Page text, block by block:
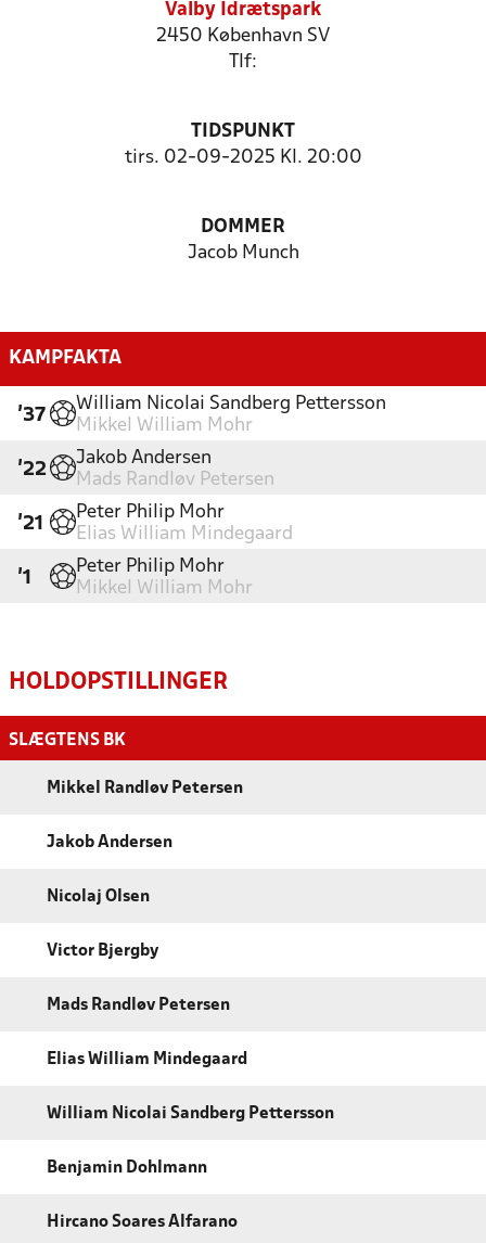
Valby Idrætspark
2450 København SV
Tlf:
TIDSPUNKT
tirs. 02-09-2025 Kl. 20:00
DOMMER
Jacob Munch
KAMPFAKTA
'37
William Nicolai Sandberg Pettersson
Mikkel William Mohr
'22
Jakob Andersen
Mads Randløv Petersen
'21
Peter Philip Mohr
Elias William Mindegaard
'1
Peter Philip Mohr
Mikkel William Mohr
HOLDOPSTILLINGER
SLÆGTENS BK
Mikkel Randløv Petersen
Jakob Andersen
Nicolaj Olsen
Victor Bjergby
Mads Randløv Petersen
Elias William Mindegaard
William Nicolai Sandberg Pettersson
Benjamin Dohlmann
Hircano Soares Alfarano